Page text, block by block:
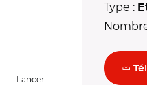
Lancer
Type :